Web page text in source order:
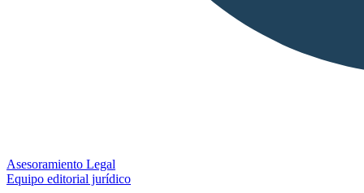
Asesoramiento Legal
Equipo editorial jurídico